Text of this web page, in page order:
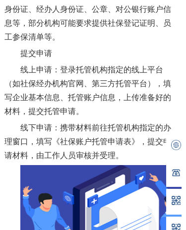
身份证、经办人身份证、公章、对公银行账户信
息等，部分机构可能要求提供社保登记证明、员
工参保清单等。
提交申请
线上申请：登录托管机构指定的线上平台
（如社保经办机构官网、第三方托管平台），填
写企业基本信息、托管账户信息，上传准备好的
材料，提交托管申请。
线下申请：携带材料前往托管机构指定的办
理窗口，填写《社保账户托管申请表》，提交申
请材料，由工作人员审核并受理。